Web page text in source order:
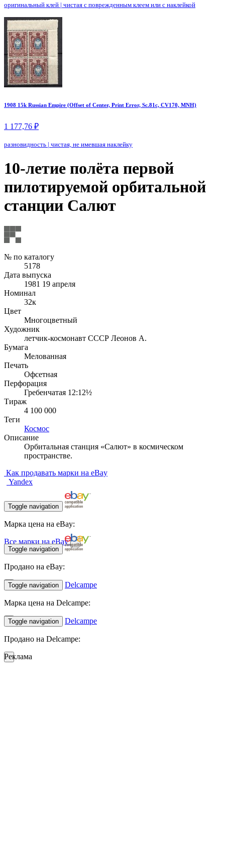
оригинальный клей | чистая с поврежденным клеем или с наклейкой
1908 15k Russian Empire (Offset of Center, Print Error, Sc.81c, CV170, MNH)
1 177,76 ₽
разновидность | чистая, не имевшая наклейку
10-летие полёта первой
пилотируемой орбитальной
станции Салют
№ по каталогу
5178
Дата выпуска
1981 19 апреля
Номинал
32к
Цвет
Многоцветный
Художник
летчик-космонавт СССР Леонов А.
Бумага
Мелованная
Печать
Офсетная
Перфорация
Гребенчатая 12:12½
Тираж
4 100 000
Теги
Космос
Описание
Орбитальная станция «Салют» в космическом
пространстве.
Как продавать марки на eBay
Yandex
Toggle navigation
Марка цена на eBay:
Все марки на eBay
Toggle navigation
Продано на eBay:
Toggle navigation Delcampe
Марка цена на Delcampe:
Toggle navigation Delcampe
Продано на Delcampe:
Реклама